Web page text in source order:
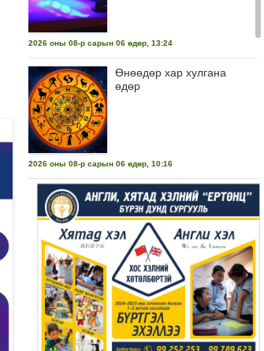
2026 оны 08-р сарын 06 өдөр, 13:24
Өнөөдөр хар хулгана
өдөр
2026 оны 08-р сарын 06 өдөр, 10:16